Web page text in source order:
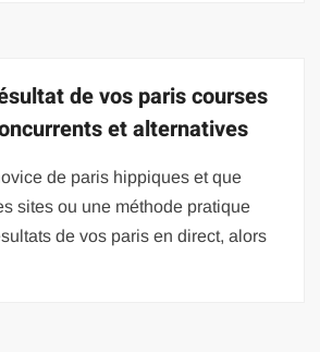
de vos paris courses
et alternatives
de paris hippiques et que
sites ou une méthode pratique
de vos paris en direct, alors